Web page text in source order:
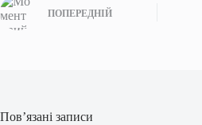
ПОПЕРЕДНІЙ
Пов’язані записи